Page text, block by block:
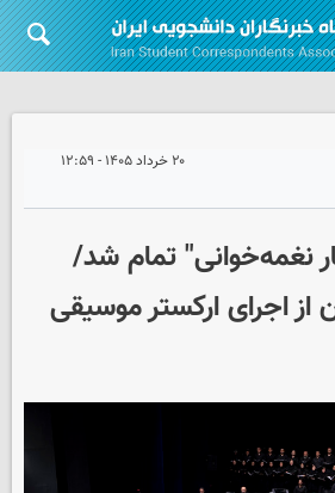
۲۰ خرداد ۱۴۰۵ - ۱۲:۵۹
نغمه‌خوانی" تمام شد/
از اجرای ارکستر موسیقی